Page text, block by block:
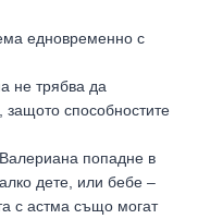
едновременно с
не трябва да
способностите
попадне в
дете, или бебе –
с астма също могат